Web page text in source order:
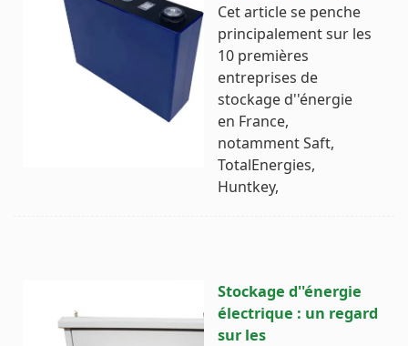
Cet article se penche
principalement sur les
10 premières
entreprises de
stockage d''énergie
en France,
notamment Saft,
TotalEnergies,
Huntkey,
Stockage d''énergie
électrique : un regard
sur les